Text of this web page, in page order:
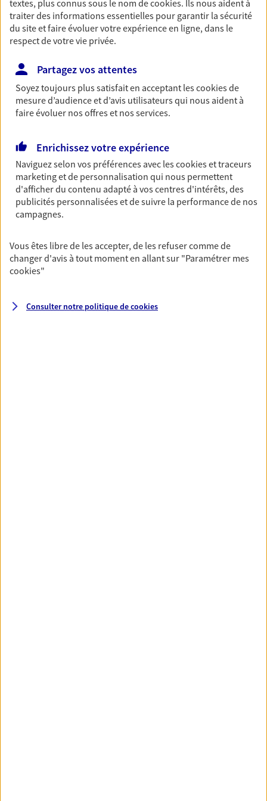
Découvrir les offres Épargne
Préparez sereinement ce nouveau chapitre de
votre vie avec les conseils d'un expert. Découvrez
notre solution PER (Plan Epargne Retraite)
spécialement conçue pour la retraite.
Prévoyance
Pour un avenir serein, assurez-vous avec notre
contrat prévoyance. Préservez vos proches en cas
d'accident ou de maladie en optant pour les
Découvrir l'offre Prévoyance
Santé
textes, plus connus sous le nom decookies. Ils nous aident à
traiter des informations essentielles pour garantir la sécurité
du site et faire évoluer votre expérience en ligne, dans le
respect de votre vie privée.
Partagez vos attentes
Soyez toujours plus satisfait en acceptant lescookiesde
mesure d’audience et d’avis utilisateurs qui nous aident à
faire évoluer nos offres et nos services.
Enrichissez votre expérience
Naviguez selon vos préférences avec lescookies et traceurs
marketing et de personnalisation qui nous permettent
d'afficher du contenu adapté à vos centres d'intérêts, des
publicités personnalisées et de suivre la performance de nos
campagnes.
Vous êtes libre de les accepter, de les refuser comme de
changer d'avis à tout moment en allant sur "Paramétrer mes
cookies"
Consulter notre politique decookies